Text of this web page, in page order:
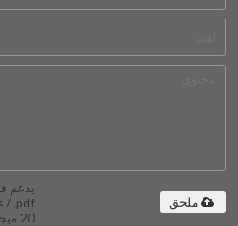
20 ميجا
ملحق